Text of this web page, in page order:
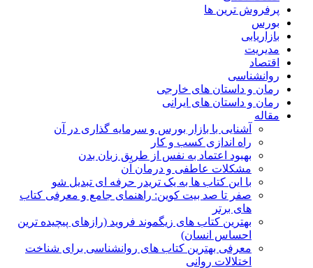
پرفروش ترین ها
بورس
بازاریابی
مدیریت
اقتصاد
روانشناسی
رمان و داستان های خارجی
رمان و داستان های ایرانی
مقاله
آشنایی با بازار بورس و سرمایه گذاری در آن
راه اندازی کسب و کار
بهبود اعتماد به نفس از طریق زبان بدن
مشکلات عاطفی و درمان آن
با این کتاب ها به یک تریدر حرفه ای تبدیل شو
صفر تا صد بیت کوین: راهنمای جامع و معرفی کتاب
های برتر
بهترین کتاب های زیگموند فروید (رازهای پیچیده ترین
احساس انسان)
معرفی بهترین کتاب های روانشناسی برای شناخت
اختلالات روانی